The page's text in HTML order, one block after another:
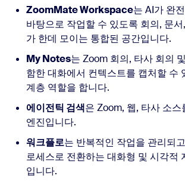
ZoomMate Workspace는 AI가 완
바탕으로 작업할 수 있도록 회의, 문
가 한데 모이는 통합된 공간입니다.
My Notes는 Zoom 회의, 타사 회의
함한 대화에서 컨텍스트를 캡처할 수
계층 역할을 합니다.
에이전틱 검색은 Zoom, 웹, 타사 소스
엔진입니다.
워크플로는 반복적인 작업을 관리되
로세스로 전환하는 대화형 및 시각적
입니다.